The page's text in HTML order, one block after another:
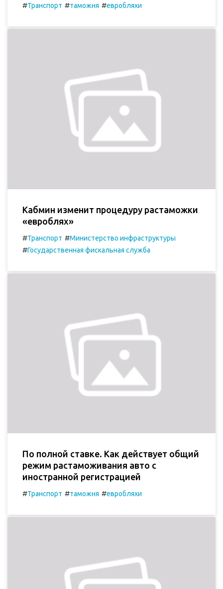
#Транспорт #таможня #евробляхи
Кабмин изменит процедуру растаможки
«евроблях»
#Транспорт #Министерство инфраструктуры
#Государственная фискальная служба
По полной ставке. Как действует общий
режим растаможивания авто с
иностранной регистрацией
#Транспорт #таможня #евробляхи